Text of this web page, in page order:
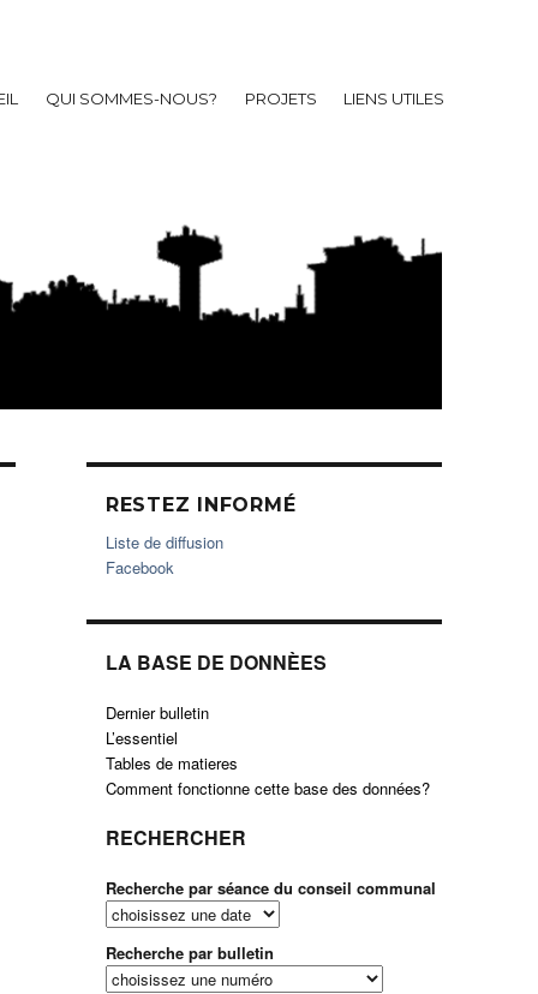
QUI SOMMES-NOUS? PROJETS LIENS UTILES
RESTEZ INFORMÉ
Liste de diffusion
Facebook
LA BASE DE DONNÈES
Dernier bulletin
L’essentiel
Tables de matieres
Comment fonctionne cette base des données?
RECHERCHER
Recherche par séance du conseil communal
Recherche par bulletin